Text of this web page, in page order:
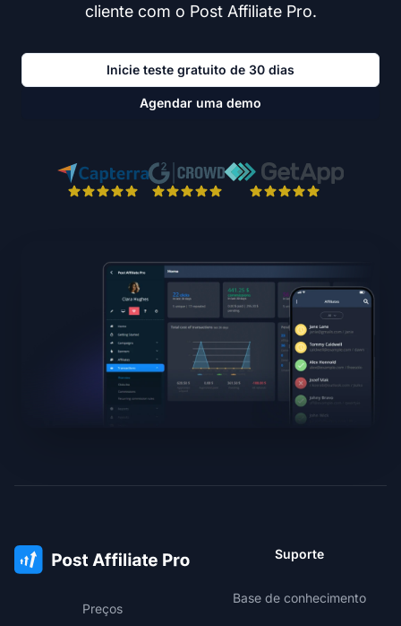
cliente com o Post Affiliate Pro.
Inicie teste gratuito de 30 dias
Agendar uma demo
Preços
Suporte
Base de conhecimento